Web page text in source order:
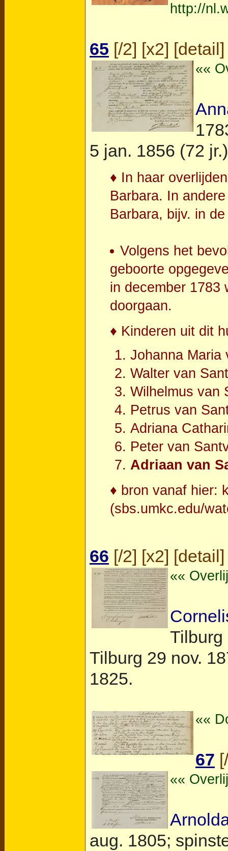
http://
65 [/2] [x2] [detail]
««
5 jan. 1856 (72
♦ In haar
Barbara. In
Barbara, bijv. in
Volgens het
geboorte
in december 1783
doorgaan.
♦ Kinderen uit dit
Johanna Maria
Walter van
Wilhelmus van
Petrus van
Adriana
Peter van
Adriaan van
♦ bron vanaf hier:
(sbs.umkc.edu/
66 [/2] [x2] [detail]
««
Tilburg
Tilburg 29 nov.
1825.
««
67 [
««
aug. 1805;